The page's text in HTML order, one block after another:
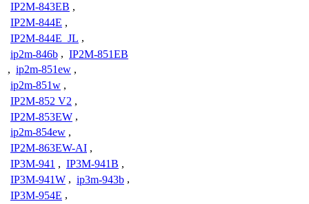
IP2M-843EB ,
IP2M-844E ,
IP2M-844E_JL ,
ip2m-846b , IP2M-851EB
, ip2m-851ew ,
ip2m-851w ,
IP2M-852 V2 ,
IP2M-853EW ,
ip2m-854ew ,
IP2M-863EW-AI ,
IP3M-941 , IP3M-941B ,
IP3M-941W , ip3m-943b ,
IP3M-954E ,